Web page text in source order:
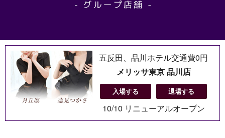
五反田、品川ホテル交通費0円
メリッサ東京 品川店
入場する 退場する
10/10 リニューアルオープン